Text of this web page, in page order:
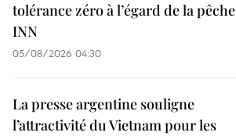
tolérance zéro à l’égard de la pêche
INN
05/08/2026 04:30
La presse argentine souligne
l’attractivité du Vietnam pour les